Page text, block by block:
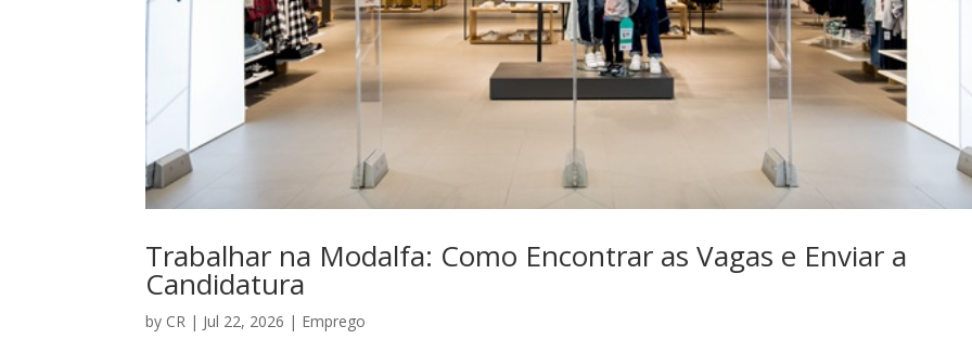
Trabalhar na Modalfa: Como Encontrar as Vagas e Enviar a
Candidatura
by CR | Jul 22, 2026 | Emprego